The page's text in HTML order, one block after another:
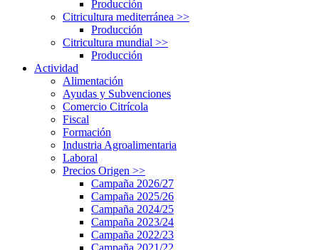
Producción
Citricultura mediterránea >>
Producción
Citricultura mundial >>
Producción
Actividad
Alimentación
Ayudas y Subvenciones
Comercio Citrícola
Fiscal
Formación
Industria Agroalimentaria
Laboral
Precios Origen >>
Campaña 2026/27
Campaña 2025/26
Campaña 2024/25
Campaña 2023/24
Campaña 2022/23
Campaña 2021/22